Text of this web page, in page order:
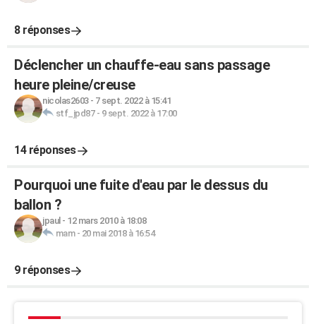
8 réponses
Déclencher un chauffe-eau sans passage
heure pleine/creuse
nicolas2603- 7 sept. 2022 à 15:41
stf_jpd87- 9 sept. 2022 à 17:00
14 réponses
Pourquoi une fuite d'eau par le dessus du
ballon ?
jpaul - 12 mars 2010 à 18:08
mam- 20 mai 2018 à 16:54
9 réponses